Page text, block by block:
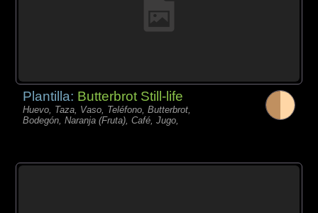
Plantilla: Butterbrot Still-life
Huevo, Taza, Vaso, Teléfono, Butterbrot,
Bodegón, Naranja (Fruta), Café, Jugo,